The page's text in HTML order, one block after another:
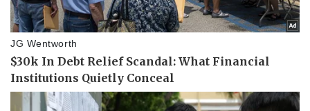
Kinh tế
Bất động sản
Thị trường
Giá vàng